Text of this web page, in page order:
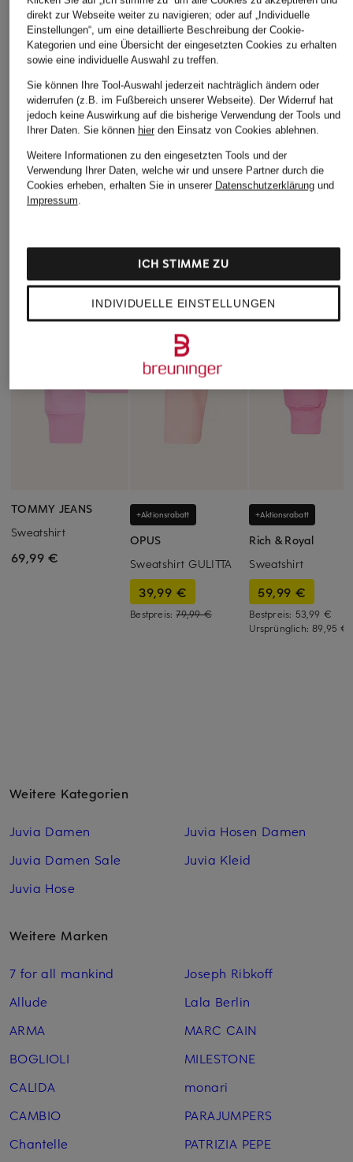
ÄHNLICHE ARTIKEL ENTDECKEN
TOMMY JEANS
Sweatshirt
69,99 €
+Aktionsrabatt
OPUS
Sweatshirt GULITTA
39,99 €
Bestpreis:79,99 €
+Aktionsrabatt
Rich & Royal
Sweatshirt
59,99 €
Bestpreis: 53,99 €
Ursprünglich:89,95 €
Weitere Kategorien
Juvia Damen
Juvia Damen Sale
Juvia Hose
Juvia Hosen Damen
Juvia Kleid
Weitere Marken
7 for all mankind
Allude
ARMA
BOGLIOLI
CALIDA
CAMBIO
Chantelle
Joseph Ribkoff
Lala Berlin
MARC CAIN
MILESTONE
monari
PARAJUMPERS
PATRIZIA PEPE
direkt zur Webseite weiter zu navigieren; oder auf „Individuelle
Einstellungen“, um eine detaillierte Beschreibung der Cookie-
Kategorien und eine Übersicht der eingesetzten Cookies zu erhalten
sowie eine individuelle Auswahl zu treffen.
Sie können Ihre Tool-Auswahl jederzeit nachträglich ändern oder
widerrufen (z.B. im Fußbereich unserer Webseite). Der Widerruf hat
jedoch keine Auswirkung auf die bisherige Verwendung der Tools und
Ihrer Daten. Sie können hierden Einsatz von Cookies ablehnen.
Weitere Informationen zu den eingesetzten Tools und der
Verwendung Ihrer Daten, welche wir und unsere Partner durch die
Cookies erheben, erhalten Sie in unserer Datenschutzerklärungund
Impressum.
INDIVIDUELLE EINSTELLUNGEN
ICH STIMME ZU